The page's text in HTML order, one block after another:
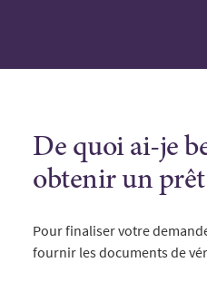
De quoi ai-je
obtenir un
Pour finaliser votre
fournir les documents de